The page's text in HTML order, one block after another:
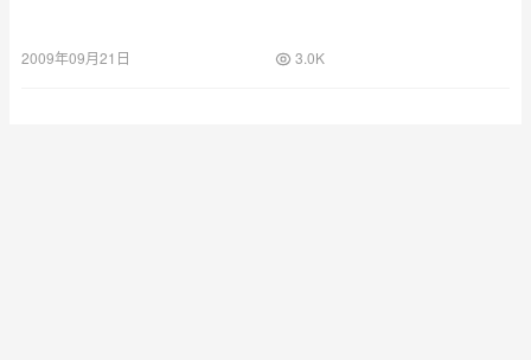
2009年09月21日 3.0K